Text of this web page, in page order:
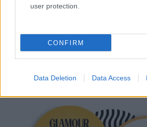
user protection.
CONFIRM
Data Deletion Data Access
Kövesd a Glamour cikkeit a